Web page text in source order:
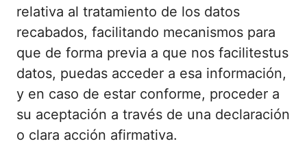
relativa al tratamiento de los datos
recabados, facilitando mecanismos para
que de forma previa a que nos facilitestus
datos, puedas acceder a esa información,
y en caso de estar conforme, proceder a
su aceptación a través de una declaración
o clara acción afirmativa.